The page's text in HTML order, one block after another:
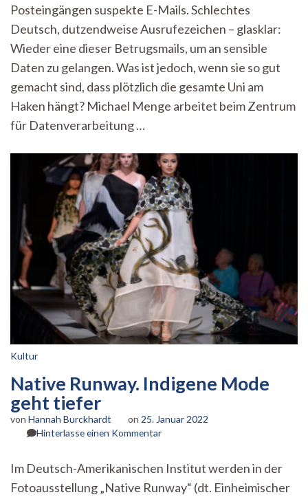
Wie
mit
Phishing-
Mails
geklaut
wird
Posteingängen suspekte E-Mails. Schlechtes
Deutsch, dutzendweise Ausrufezeichen – glasklar:
Wieder eine dieser Betrugsmails, um an sensible
Daten zu gelangen. Was ist jedoch, wenn sie so gut
gemacht sind, dass plötzlich die gesamte Uni am
Haken hängt? Michael Menge arbeitet beim Zentrum
für Datenverarbeitung …
Kultur
Native Runway. Indigene Mode
geht tiefer
von Hannah Burckhardt on 25. Januar 2022
Hinterlasse einen Kommentarzu
Indigene
Mode
Im Deutsch-Amerikanischen Institut werden in der
Fotoausstellung „Native Runway“ (dt. Einheimischer